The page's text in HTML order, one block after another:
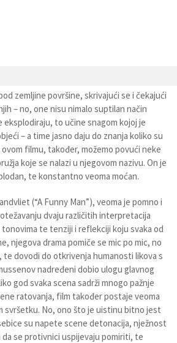
zemljine površine, skrivajući se i čekajući
– no, one nisu nimalo suptilan način
eksplodiraju, to učine snagom kojoj je
– a time jasno daju do znanja koliko su
filmu, također, možemo povući neke
koje se nalazi u njegovom nazivu. On je
te konstantno veoma moćan.
(“A Funny Man”), veoma je pomno i
dvaju različitih interpretacija
te tenziji i reflekciji koju svaka od
njegova drama pomiče se mic po mic, no
dovodi do otkrivenja humanosti likova s
nadređeni dobio ulogu glavnog
god svaka scena sadrži mnogo pažnje
ratovanja, film također postaje veoma
svršetku. No, ono što je uistinu bitno jest
su napete scene detonacija, nježnost
da se protivnici uspijevaju pomiriti, te